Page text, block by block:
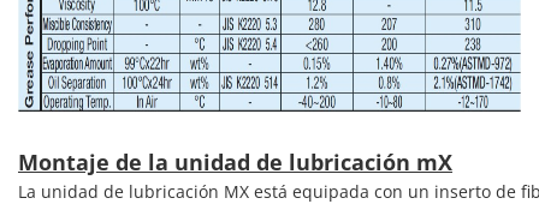
Montaje de la unidad de lubricación mX
La unidad de lubricación MX está equipada con un inserto de